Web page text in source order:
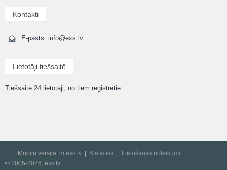
Kontakti
E-pasts: info@exs.lv
Lietotāji tiešsaitē
Tiešsaitē 24 lietotāji, no tiem reģistrētie:
Mobilā versija: m.exs.lv Statistika
Lietošanas noteikumi
© 2005-2026, exs.lv